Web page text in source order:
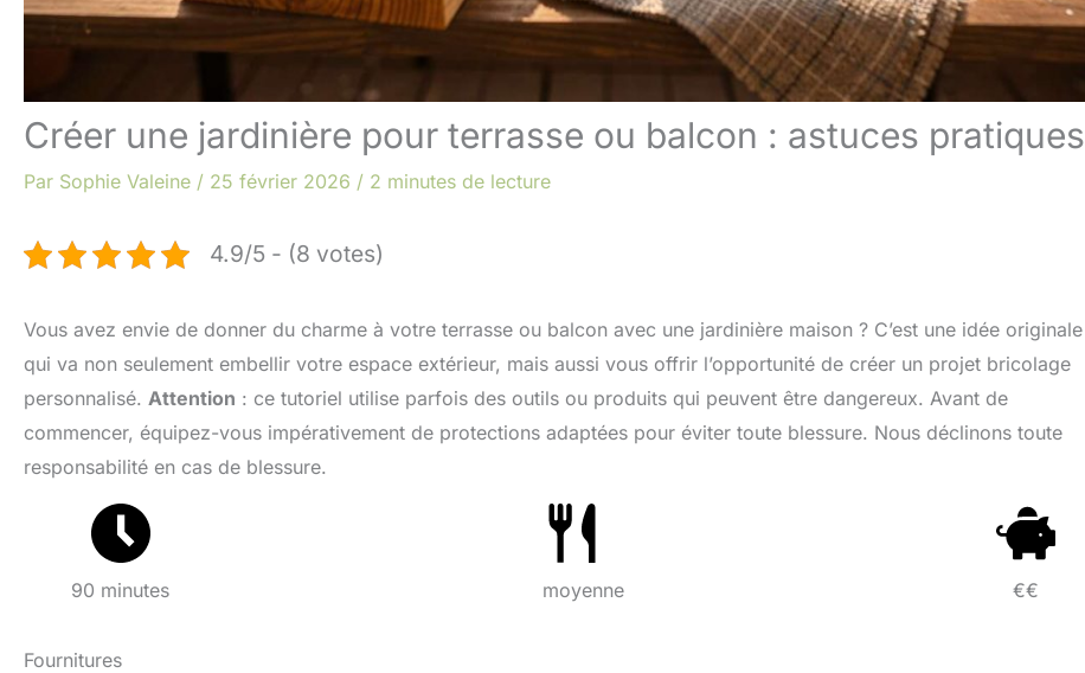
Créer une jardinière pour terrasse ou balcon : astuces pratiques
Par Sophie Valeine / 25 février 2026 / 2 minutes de lecture
4.9/5 - (8 votes)
Vous avez envie de donner du charme à votre terrasse ou balcon avec une jardinière maison ? C’est une idée originale
qui va non seulement embellir votre espace extérieur, mais aussi vous offrir l’opportunité de créer un projet bricolage
personnalisé. Attention : ce tutoriel utilise parfois des outils ou produits qui peuvent être dangereux. Avant de
commencer, équipez-vous impérativement de protections adaptées pour éviter toute blessure. Nous déclinons toute
responsabilité en cas de blessure.
90 minutes moyenne €€
Fournitures